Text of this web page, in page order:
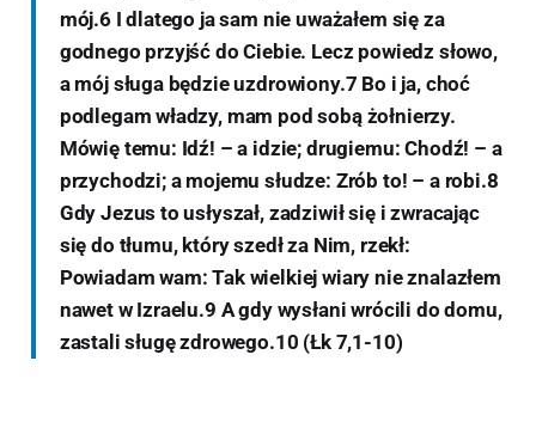
mój.6 I dlatego ja sam nie uważałem się za
godnego przyjść do Ciebie. Lecz powiedz słowo,
a mój sługa będzie uzdrowiony.7 Bo i ja, choć
podlegam władzy, mam pod sobą żołnierzy.
Mówię temu: Idź! – a idzie; drugiemu: Chodź! – a
przychodzi; a mojemu słudze: Zrób to! – a robi.8
Gdy Jezus to usłyszał, zadziwił się i zwracając
się do tłumu, który szedł za Nim, rzekł:
Powiadam wam: Tak wielkiej wiary nie znalazłem
nawet w Izraelu.9 A gdy wysłani wrócili do domu,
zastali sługę zdrowego.10 (Łk 7,1-10)